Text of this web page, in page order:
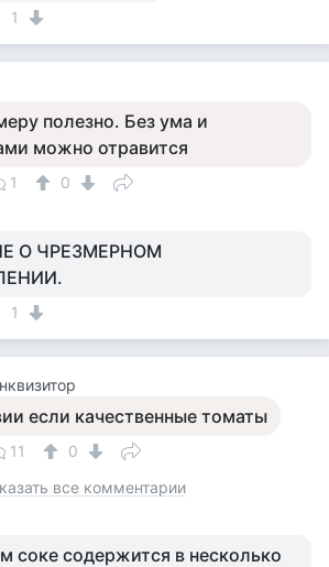
1
полезно. Без ума и
можно отравится
1
0
О ЧРЕЗМЕРНОМ
1
если качественные томаты
11
0
все комментарии
соке содержится в несколько